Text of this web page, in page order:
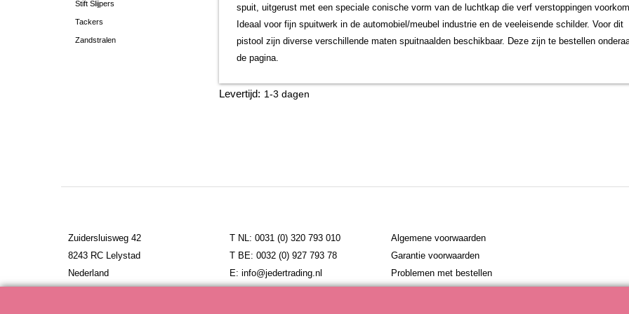
Stift Slijpers
Tackers
Zandstralen
spuit, uitgerust met een speciale conische vorm van de luchtkap die verf verstoppingen
Ideaal voor fijn spuitwerk in de automobiel/meubel industrie en de veeleisende schilder. Voor dit
pistool zijn diverse verschillende maten spuitnaalden beschikbaar. Deze zijn te bestellen
de pagina.
Levertijd: 1-3 dagen
Zuidersluisweg 42
8243 RC Lelystad
Nederland
T NL: 0031 (0) 320 793 010
T BE: 0032 (0) 927 793 78
E: info@jedertrading.nl
Algemene voorwaarden
Garantie voorwaarden
Problemen met bestellen